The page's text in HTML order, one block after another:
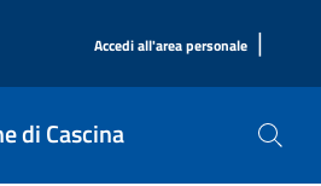
Accedi all'area personale |
di Cascina